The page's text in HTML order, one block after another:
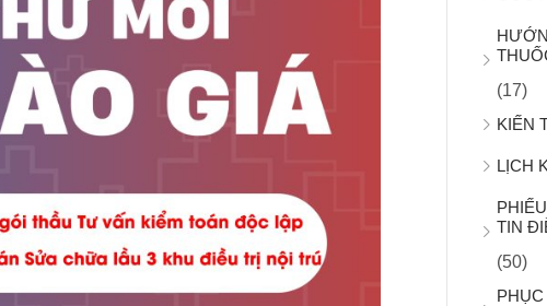
(17)
KIẾN
LỊCH
TIN
(50)